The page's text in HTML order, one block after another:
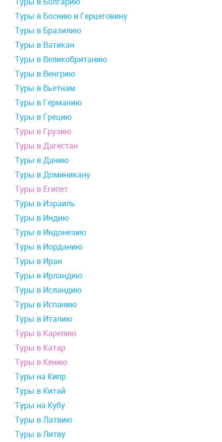
Туры в Боснию и Герцеговину
Туры в Бразилию
Туры в Ватикан
Туры в Великобританию
Туры в Венгрию
Туры в Вьетнам
Туры в Германию
Туры в Грецию
Туры в Грузию
Туры в Дагестан
Туры в Данию
Туры в Доминикану
Туры в Египет
Туры в Израиль
Туры в Индию
Туры в Индонезию
Туры в Иорданию
Туры в Иран
Туры в Ирландию
Туры в Исландию
Туры в Испанию
Туры в Италию
Туры в Карелию
Туры в Катар
Туры в Кению
Туры на Кипр
Туры в Китай
Туры на Кубу
Туры в Латвию
Туры в Литву